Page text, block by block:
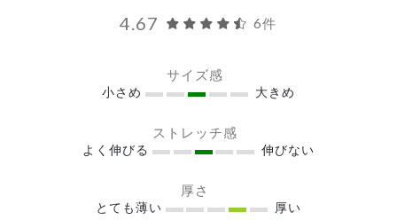
4.67 6件
サイズ感
小さめ 大きめ
ストレッチ感
よく伸びる 伸びない
厚さ
とても薄い 厚い